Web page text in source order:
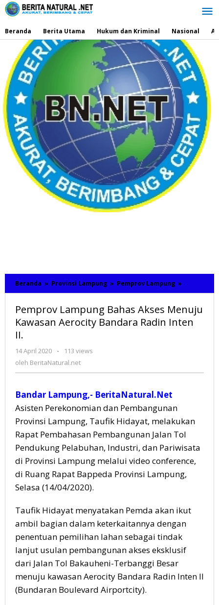
Lewati
ke
Beranda
Berita Utama Hukum dan Kriminal Nasional
Beranda » Provinsi Lampung » Pemprov Lampung »
Lampung
Akses
Menuju
Kawasan
II.
Pemprov Lampung Bahas Akses Menuju
Kawasan Aerocity Bandara Radin Inten
II.
14 April 2020
oleh
BeritaNatural.net
-
113 views
oleh BeritaNatural.net
Bandar Lampung,- BeritaNatural.Net
Asisten Perekonomian dan Pembangunan
Provinsi Lampung, Taufik Hidayat, melakukan
Rapat Pembahasan Pembangunan Jalan Tol
Pendukung Pelabuhan, Industri, dan Pariwisata
di Provinsi Lampung melalui video conference,
di Ruang Rapat Bappeda Provinsi Lampung,
Selasa (14/04/2020).
Taufik Hidayat menyatakan Pemda akan ikut
ambil bagian dalam keterkaitannya dengan
penentuan pemilihan lahan sebagai tindak
lanjut usulan pembangunan akses eksklusif
dari Jalan Tol Bakauheni-Terbanggi Besar
menuju kawasan Aerocity Bandara Radin Inten II
(Bundaran Boulevard Airportcity).